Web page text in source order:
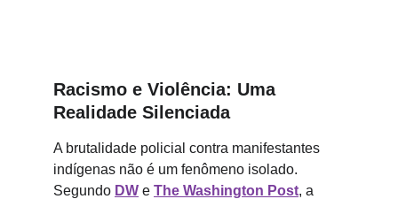
Racismo e Violência: Uma
Realidade Silenciada
A brutalidade policial contra manifestantes
indígenas não é um fenômeno isolado.
Segundo DW e The Washington Post, a